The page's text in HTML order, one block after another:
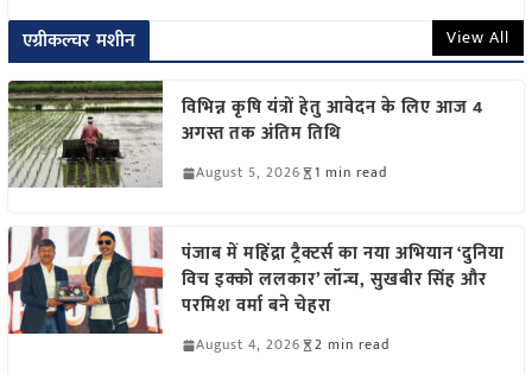
एग्रीकल्चर मशीन View All
विभिन्न कृषि यंत्रों हेतु आवेदन के लिए आज 4
अगस्त तक अंतिम तिथि
August 5, 2026 1 min read
पंजाब में महिंद्रा ट्रैक्टर्स का नया अभियान ‘दुनिया
विच इक्को ललकार’ लॉन्च, सुखबीर सिंह और
परमिश वर्मा बने चेहरा
August 4, 2026 2 min read